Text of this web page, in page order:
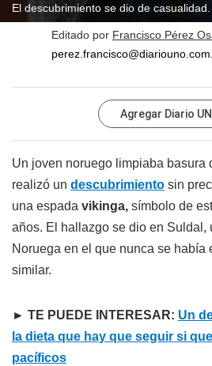
El descubrimiento se dio de casualidad.
Editado por Francisco Pérez
Agregar Diario
Un joven noruego limpiaba basura
realizó un descubrimiento sin
una espada vikinga, símbolo de
años. El hallazgo se dio en Suldal,
Noruega en el que nunca se había
similar.
► TE PUEDE INTERESAR: Un
la dieta que hay que seguir si
pacíficos